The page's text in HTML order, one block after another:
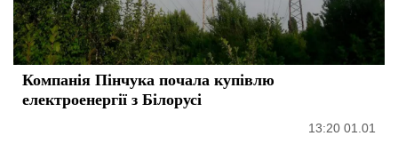
Компанія Пінчука почала купівлю
електроенергії з Білорусі
13:20 01.01